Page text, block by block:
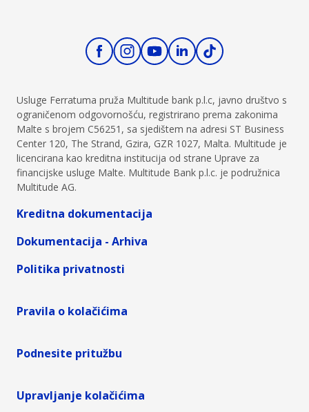
Usluge Ferratuma pruža Multitude bank p.l.c, javno društvo s
ograničenom odgovornošću, registrirano prema zakonima
Malte s brojem C56251, sa sjedištem na adresi ST Business
Center 120, The Strand, Gzira, GZR 1027, Malta. Multitude je
licencirana kao kreditna institucija od strane Uprave za
financijske usluge Malte. Multitude Bank p.l.c. je podružnica
Multitude AG.
Kreditna dokumentacija
Dokumentacija - Arhiva
Politika privatnosti
Pravila o kolačićima
Podnesite pritužbu
Upravljanje kolačićima